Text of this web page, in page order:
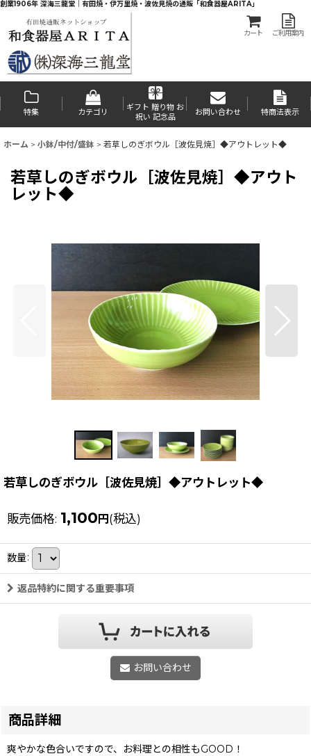
創業1906年 深海三龍堂｜有田焼・伊万里焼・波佐見焼の通販「和食器屋ARITA」
カート ご利用案内
特集 カテゴリ
ギフト 贈り物 お
祝い 記念品
お問い合わせ 特商法表示
ホーム > 小鉢/中付/盛鉢 > 若草しのぎボウル［波佐見焼］◆アウトレット◆
若草しのぎボウル［波佐見焼］◆アウト
レット◆
若草しのぎボウル［波佐見焼］◆アウトレット◆
販売価格: 1,100円(税込)
数量:
返品特約に関する重要事項
お問い合わせ
商品詳細
爽やかな色合いですので、お料理との相性もGOOD！